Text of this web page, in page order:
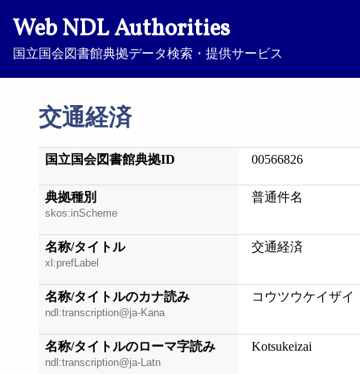
Web NDL Authorities
国立国会図書館典拠データ検索・提供サービス
交通経済
国立国会図書館典拠ID 00566826
典拠種別
skos:inScheme
普通件名
名称/タイトル
xl:prefLabel
交通経済
名称/タイトルのカナ読み
ndl:transcription@ja-Kana
コウツウケイザイ
名称/タイトルのローマ字読み
ndl:transcription@ja-Latn
Kotsukeizai